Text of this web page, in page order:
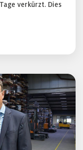
verkürzt. Dies